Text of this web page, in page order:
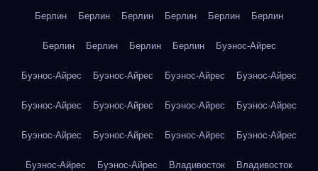
Берлин Берлин Берлин Берлин Берлин Берлин
Берлин Берлин Берлин Берлин Буэнос-Айрес
Буэнос-Айрес Буэнос-Айрес Буэнос-Айрес Буэнос-Айрес
Буэнос-Айрес Буэнос-Айрес Буэнос-Айрес Буэнос-Айрес
Буэнос-Айрес Буэнос-Айрес Буэнос-Айрес Буэнос-Айрес
Буэнос-Айрес Буэнос-Айрес Владивосток Владивосток